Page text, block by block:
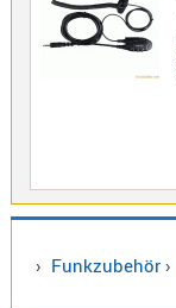
› Funkzubehör›